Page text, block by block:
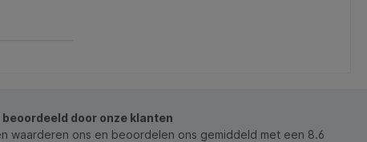
door onze klanten
waarderen ons en beoordelen ons gemiddeld met een 8.6